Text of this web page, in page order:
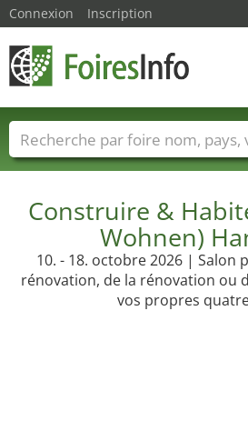
Construire &
Wohnen)
10. - 18. octobre 2026 | Salon
rénovation, de la rénovation ou
vos propres
Connexion Inscription
Foire noms Pays Villes